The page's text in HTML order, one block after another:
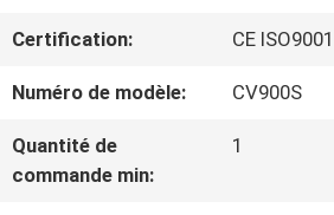
NOUS
VISITE
D'USINE
Certification: CE ISO9001
Numéro de modèle: CV900S
Quantité de
commande min:
1